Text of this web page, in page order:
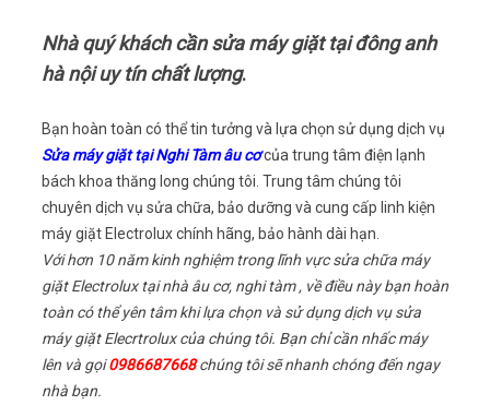
Nhà quý khách cần sửa máy giặt tại đông anh
hà nội uy tín chất lượng.
Bạn hoàn toàn có thể tin tưởng và lựa chọn sử dụng dịch vụ
Sửa máy giặt tại Nghi Tàm âu cơcủa trung tâm điện lạnh
bách khoa thăng long chúng tôi. Trung tâm chúng tôi
chuyên dịch vụ sửa chữa, bảo dưỡng và cung cấp linh kiện
máy giặt Electrolux chính hãng, bảo hành dài hạn.
Với hơn 10 năm kinh nghiệm trong lĩnh vực sửa chữa máy
giặt Electrolux tại nhà âu cơ, nghi tàm , về điều này bạn hoàn
toàn có thể yên tâm khi lựa chọn và sử dụng dịch vụ sửa
máy giặt Elecrtrolux của chúng tôi. Bạn chỉ cần nhấc máy
lên và gọi0986687668chúng tôi sẽ nhanh chóng đến ngay
nhà bạn.